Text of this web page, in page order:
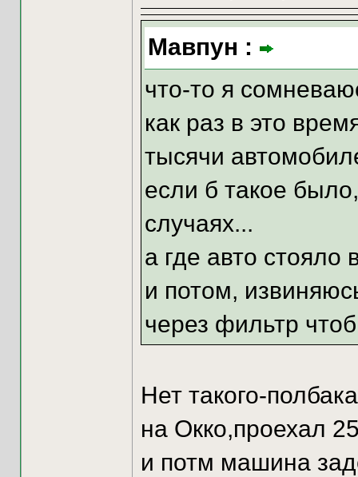
Мавпун :
что-то я
как раз в это
тысячи
если б такое
случаях...
а где авто
и потом,
через фильтр
Нет такого-
на Окко,проехал
и потм машина